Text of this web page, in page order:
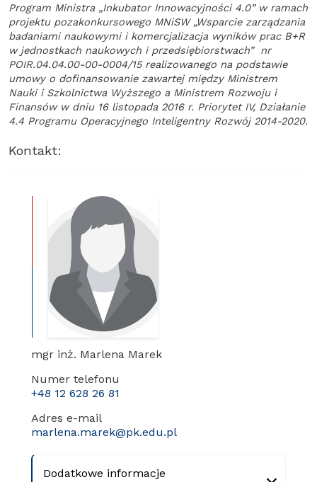
Program Ministra „Inkubator Innowacyjności 4.0” w ramach
projektu pozakonkursowego MNiSW „Wsparcie zarządzania
badaniami naukowymi i komercjalizacja wyników prac B+R
w jednostkach naukowych i przedsiębiorstwach” nr
POIR.04.04.00-00-0004/15 realizowanego na podstawie
umowy o dofinansowanie zawartej między Ministrem
Nauki i Szkolnictwa Wyższego a Ministrem Rozwoju i
Finansów w dniu 16 listopada 2016 r. Priorytet IV, Działanie
4.4 Programu Operacyjnego Inteligentny Rozwój 2014-2020.
Kontakt:
mgr inż. Marlena Marek
Numer telefonu
+48 12 628 26 81
Adres e-mail
marlena.marek@pk.edu.pl
Dodatkowe informacje